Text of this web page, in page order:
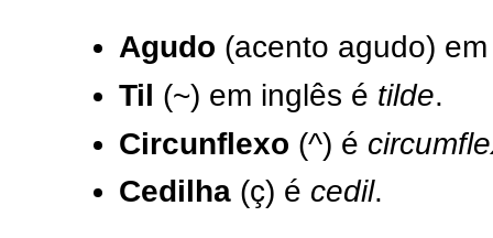
Agudo (acento agudo)
Til (~) em inglês é tilde.
Circunflexo (^) é
Cedilha(ç) é cedil.